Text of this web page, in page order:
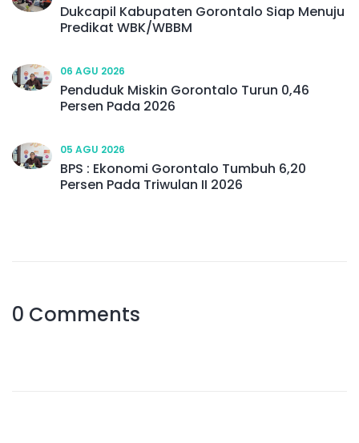
Dukcapil Kabupaten Gorontalo Siap Menuju
Predikat WBK/WBBM
06 AGU 2026
Penduduk Miskin Gorontalo Turun 0,46
Persen Pada 2026
05 AGU 2026
BPS : Ekonomi Gorontalo Tumbuh 6,20
Persen Pada Triwulan II 2026
0 Comments